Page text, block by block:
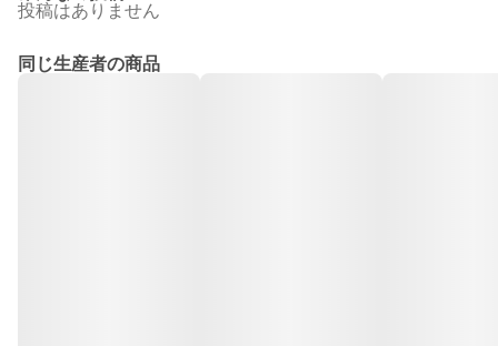
投稿はありません
同じ生産者の商品